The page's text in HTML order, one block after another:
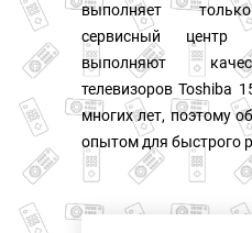
выполняет
сервисный
выполняют
телевизоров Toshiba
многих лет, поэтому
опытом для быстрого